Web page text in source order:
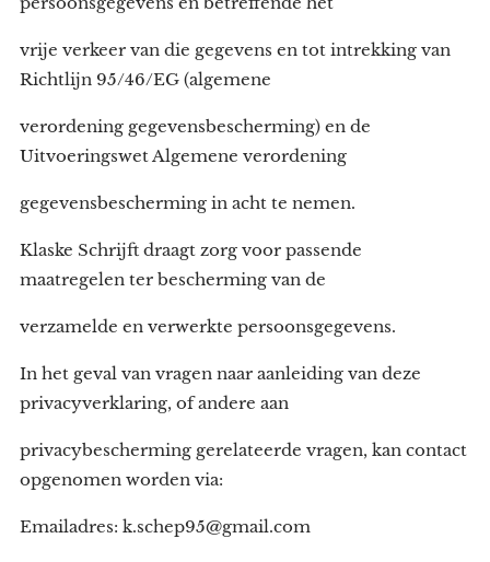
vrije verkeer van die gegevens en tot intrekking van
Richtlijn 95/46/EG (algemene
verordening gegevensbescherming) en de
Uitvoeringswet Algemene verordening
gegevensbescherming in acht te nemen.
Klaske Schrijft draagt zorg voor passende
maatregelen ter bescherming van de
verzamelde en verwerkte persoonsgegevens.
In het geval van vragen naar aanleiding van deze
privacyverklaring, of andere aan
privacybescherming gerelateerde vragen, kan contact
opgenomen worden via:
Emailadres: k.schep95@gmail.com